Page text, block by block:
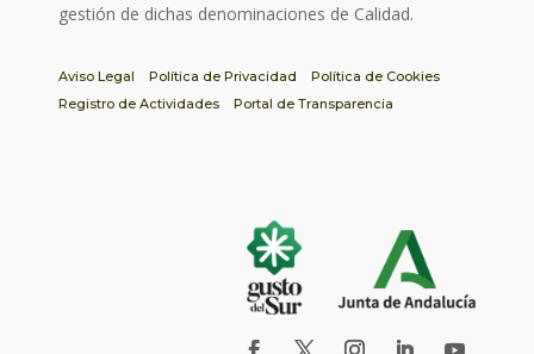
gestión de dichas denominaciones de Calidad.
Aviso Legal Política de Privacidad
Política de Cookies
Registro de Actividades
Portal de Transparencia